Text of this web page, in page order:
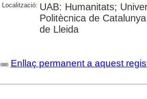
Localització: UAB: Humanitats;
Politècnica de
de Lleida
Enllaç permanent a aquest